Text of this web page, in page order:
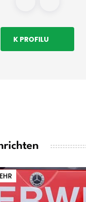
K PROFILU